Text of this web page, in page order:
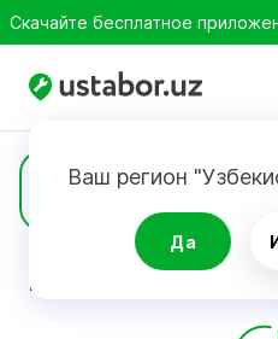
Скачайте бесплатное
Ваш регион
Да
Газовые и электроплиты
РЕЗУЛЬТАТ